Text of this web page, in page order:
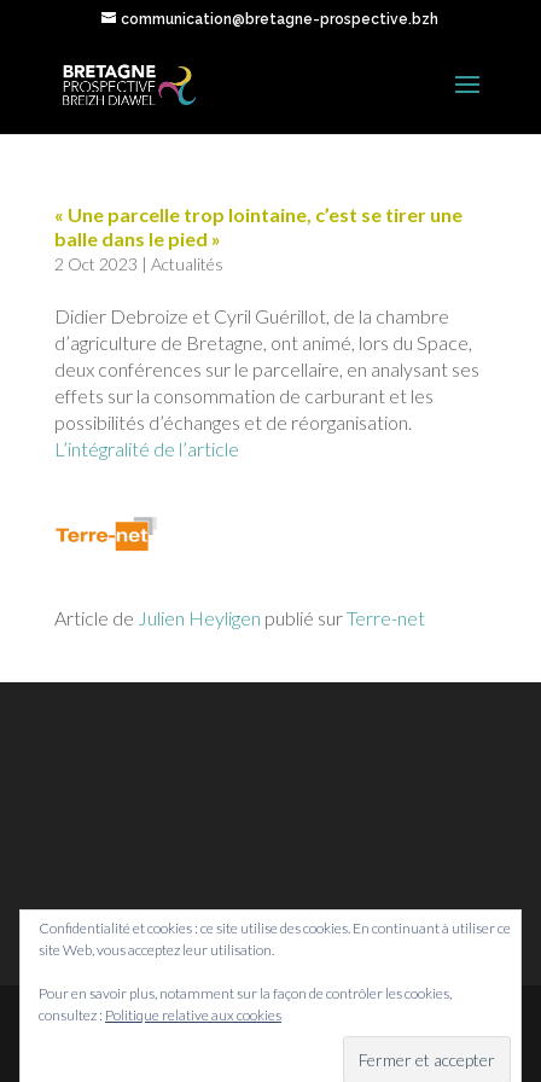
communication@bretagne-prospective.bzh
« Une parcelle trop lointaine, c’est se tirer une
balle dans le pied »
2 Oct 2023 | Actualités
Didier Debroize et Cyril Guérillot, de la chambre
d’agriculture de Bretagne, ont animé, lors du Space,
deux conférences sur le parcellaire, en analysant ses
effets sur la consommation de carburant et les
possibilités d’échanges et de réorganisation.
L’intégralité de l’article
Article de Julien Heyligen publié surTerre-net
2026
Confidentialité et cookies : ce site utilise des cookies. En continuant à utiliser ce
site Web, vous acceptez leur utilisation.
Pour en savoir plus, notamment sur la façon de contrôler les cookies,
consultez : Politique relative aux cookies